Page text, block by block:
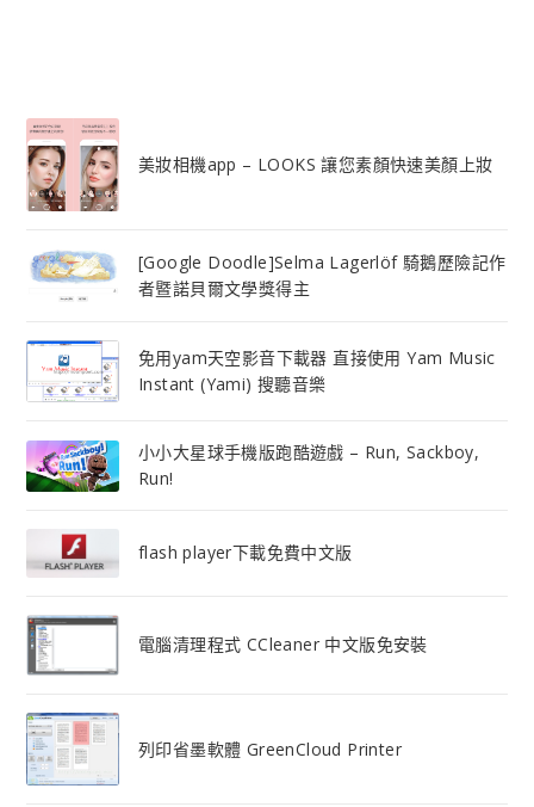
美妝相機app – LOOKS 讓您素顏快速美顏上妝
[Google Doodle]Selma Lagerlöf 騎鵝歷險記作
者暨諾貝爾文學獎得主
免用yam天空影音下載器 直接使用 Yam Music
Instant (Yami) 搜聽音樂
小小大星球手機版跑酷遊戲 – Run, Sackboy,
Run!
flash player下載免費中文版
電腦清理程式 CCleaner 中文版免安裝
列印省墨軟體 GreenCloud Printer